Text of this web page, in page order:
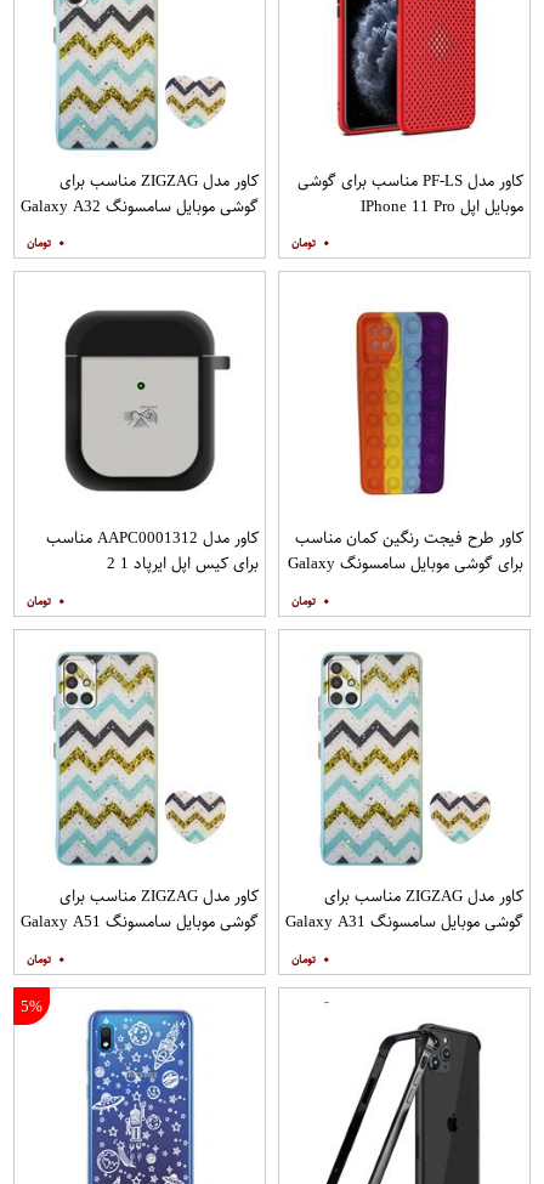
کاور مدل PF-LS مناسب برای گوشی
موبایل اپل IPhone 11 Pro
۰
کاور مدل ZIGZAG مناسب برای
گوشی موبایل سامسونگ Galaxy A32
۰
کاور طرح فیجت رنگین کمان مناسب
برای گوشی موبایل سامسونگ Galaxy
۰
کاور مدل AAPC0001312 مناسب
برای کیس اپل ایرپاد 1 2
۰
کاور مدل ZIGZAG مناسب برای
گوشی موبایل سامسونگ Galaxy A31
۰
کاور مدل ZIGZAG مناسب برای
گوشی موبایل سامسونگ Galaxy A51
۰
5%